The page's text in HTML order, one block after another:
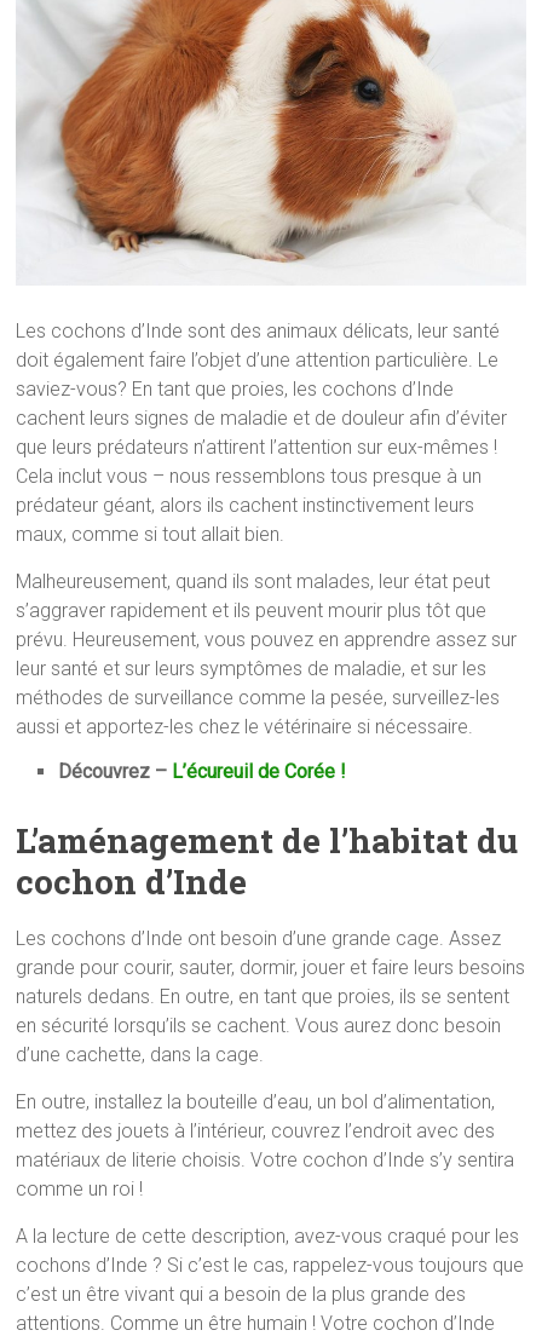
Les cochons d’Inde sont des animaux délicats, leur santé
doit également faire l’objet d’une attention particulière. Le
saviez-vous? En tant que proies, les cochons d’Inde
cachent leurs signes de maladie et de douleur afin d’éviter
que leurs prédateurs n’attirent l’attention sur eux-mêmes !
Cela inclut vous – nous ressemblons tous presque à un
prédateur géant, alors ils cachent instinctivement leurs
maux, comme si tout allait bien.
Malheureusement, quand ils sont malades, leur état peut
s’aggraver rapidement et ils peuvent mourir plus tôt que
prévu. Heureusement, vous pouvez en apprendre assez sur
leur santé et sur leurs symptômes de maladie, et sur les
méthodes de surveillance comme la pesée, surveillez-les
aussi et apportez-les chez le vétérinaire si nécessaire.
Découvrez – L’écureuil de Corée !
L’aménagement de l’habitat du
cochon d’Inde
Les cochons d’Inde ont besoin d’une grande cage. Assez
grande pour courir, sauter, dormir, jouer et faire leurs besoins
naturels dedans. En outre, en tant que proies, ils se sentent
en sécurité lorsqu’ils se cachent. Vous aurez donc besoin
d’une cachette, dans la cage.
En outre, installez la bouteille d’eau, un bol d’alimentation,
mettez des jouets à l’intérieur, couvrez l’endroit avec des
matériaux de literie choisis. Votre cochon d’Inde s’y sentira
comme un roi !
A la lecture de cette description, avez-vous craqué pour les
cochons d’Inde ? Si c’est le cas, rappelez-vous toujours que
c’est un être vivant qui a besoin de la plus grande des
attentions. Comme un être humain ! Votre cochon d’Inde